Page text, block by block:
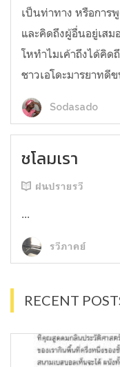
เป็นท่าทาง หรือการ
และคิดถึงผู้อื่นอยู่เสม
โหทำไมเค้าถึงได้คิด
ชาวเอโดะมารยาทดี
Sodasado
ชโลมเรา
ฝนปรายรวี
...
รวีภาคย์
RECENT